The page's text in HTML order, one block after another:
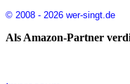
© 2008 - 2026 wer-singt.de
Als Amazon-Partner